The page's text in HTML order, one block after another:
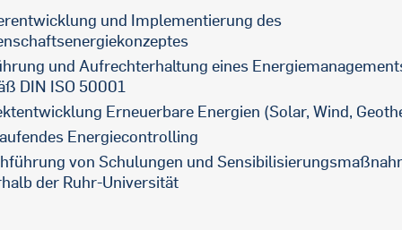
und Implementierung des
und Aufrechterhaltung eines
DIN ISO 50001
Erneuerbare Energien (Solar, Wind,
Energiecontrolling
von Schulungen und
der Ruhr-Universität